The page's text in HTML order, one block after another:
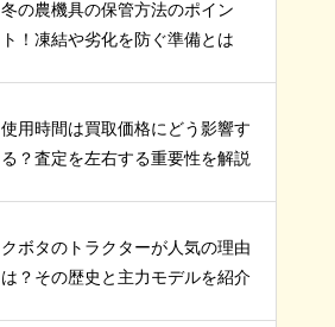
冬の農機具の保管方法のポイン
ト！凍結や劣化を防ぐ準備とは
使用時間は買取価格にどう影響す
る？査定を左右する重要性を解説
クボタのトラクターが人気の理由
は？その歴史と主力モデルを紹介